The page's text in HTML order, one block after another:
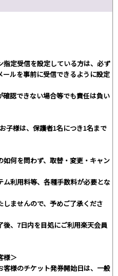
定受信を設定している方は、必ず
ルを事前に受信できるように設定
認できない場合等でも責任は負い
子様は、保護者1名につき1名まで
何を問わず、取替・変更・キャン
利用料等、各種手数料が必要とな
ませんので、予めご了承くださ
、7日内を目処にご利用楽天会員
様＞
様のチケット発券開始日は、一般